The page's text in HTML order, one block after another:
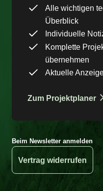
Alle wichtigen
Überblick
Individuelle
Komplette
übernehmen
Aktuelle
Zum Projektplaner
Beim Newsletter anmelden
Vertrag widerrufen